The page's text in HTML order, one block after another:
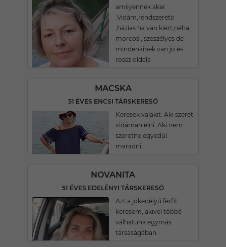
amilyennek akar
.Vidàm,rendszeretö
,hâzias ha van kiért,néha
morcos , szeszélyes de
mindenkinek van jó és
rossz oldala .
MACSKA
51 ÉVES ENCSI TÁRSKERESŐ
Keresek valakit. Aki szeret
vidáman élni. Aki nem
szeretne egyedül
maradni...
NOVANITA
51 ÉVES EDELÉNYI TÁRSKERESŐ
Azt a jókedélyű férfit
keresem, akivel többé
válhatunk egymás
társaságában.